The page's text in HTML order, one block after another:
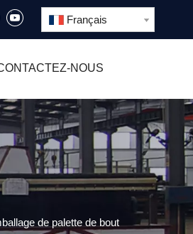
Français
NOUS
de palette de bout